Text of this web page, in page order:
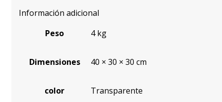
Información adicional
Peso
4 kg
Dimensiones 40 × 30 × 30 cm
color Transparente